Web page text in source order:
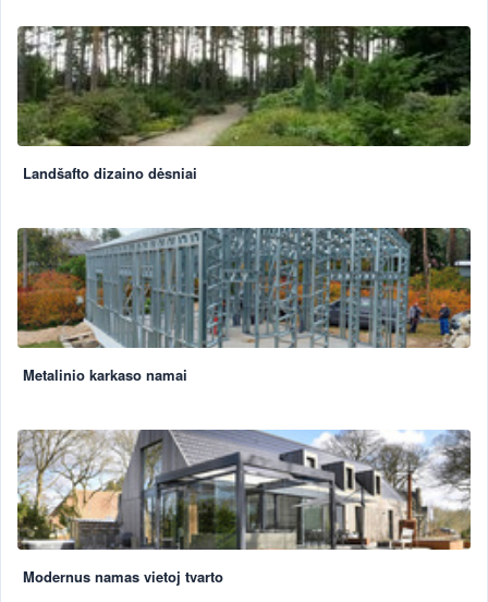
Landšafto dizaino dėsniai
Metalinio karkaso namai
Modernus namas vietoj tvarto